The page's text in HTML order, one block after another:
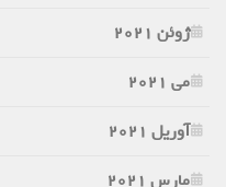
ژوئن 2021
می 2021
آوریل 2021
مارس 2021